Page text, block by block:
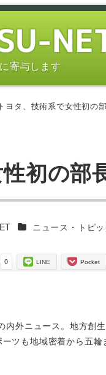
寄与します
トヨタ、技術系で女性初
性初の
カテゴリー
ニュース・トピッ
0 LINE Pocket
外ニュース。地方創
ツも地域密着から五